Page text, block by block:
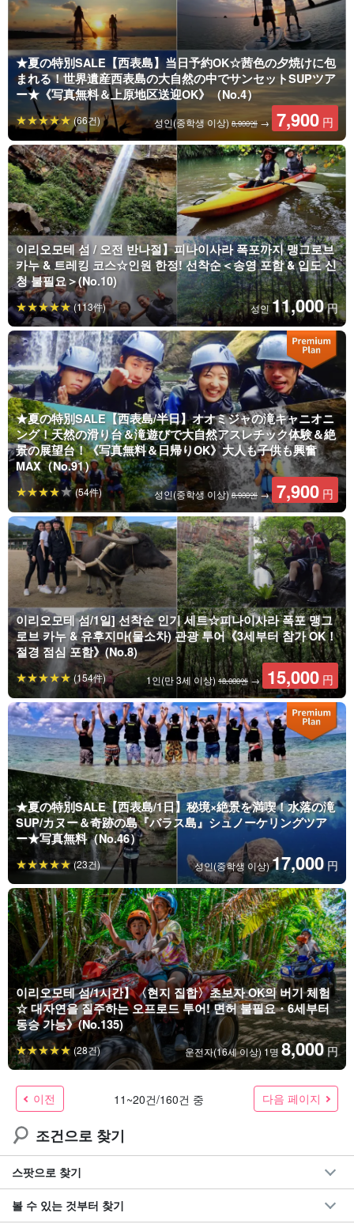
★夏の特別SALE【西表島】当日予約OK☆茜色の夕焼けに包
まれる！世界遺産西表島の大自然の中でサンセットSUPツア
ー★《写真無料＆上原地区送迎OK》（No.4）
성인(중학생 이상)8,900엔 → 7,900 円
(66건)
이리오모테 섬 / 오전 반나절】피나이사라 폭포까지 맹그로브
카누 & 트레킹 코스☆인원 한정! 선착순＜송영 포함 & 입도 신
청 불필요＞(No.10)
성인11,000 円
(113件)
★夏の特別SALE【西表島/半日】オオミジャの滝キャニオニ
ング！天然の滑り台＆滝遊びで大自然アスレチック体験＆絶
景の展望台！《写真無料＆日帰りOK》大人も子供も興奮
MAX（No.91）
성인(중학생 이상)8,900엔 → 7,900 円
(54件)
이리오모테 섬/1일] 선착순 인기 세트☆피나이사라 폭포 맹그
로브 카누 & 유후지마(물소차) 관광 투어《3세부터 참가 OK！
절경 점심 포함》(No.8)
1인(만 3세 이상)18,000엔 → 15,000 円
(154件)
★夏の特別SALE【西表島/1日】秘境×絶景を満喫！水落の滝
SUP/カヌー＆奇跡の島『バラス島』シュノーケリングツア
ー★写真無料（No.46）
성인(중학생 이상)17,000 円
(23건)
이리오모테 섬/1시간】〈현지 집합〉초보자 OK의 버기 체험
☆ 대자연을 질주하는 오프로드 투어! 면허 불필요・6세부터
동승 가능》(No.135)
운전자(16세 이상) 1명8,000 円
(28건)
이전 11~20건/160건 중 다음 페이지
조건으로 찾기
스팟으로 찾기
볼 수 있는 것부터 찾기